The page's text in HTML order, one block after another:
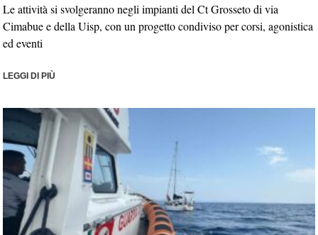
Le attività si svolgeranno negli impianti del Ct Grosseto di via
Cimabue e della Uisp, con un progetto condiviso per corsi, agonistica
ed eventi
LEGGI DI PIÙ